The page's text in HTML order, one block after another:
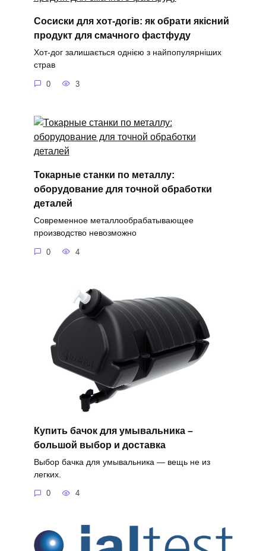
Сосиски для хот-догів: як обрати якісний
продукт для смачного фастфуду
Хот-дог залишається однією з найпопулярніших
страв
0 3
Токарные станки по металлу:
оборудование для точной обработки
деталей
Современное металлообрабатывающее
производство невозможно
0 4
Купить бачок для умывальника –
большой выбор и доставка
Выбор бачка для умывальника — вещь не из
легких.
0 4